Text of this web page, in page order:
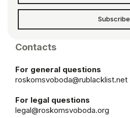
Subscribe
Contacts
For general questions
roskomsvoboda@rublacklist.net
For legal questions
legal@roskomsvoboda.org